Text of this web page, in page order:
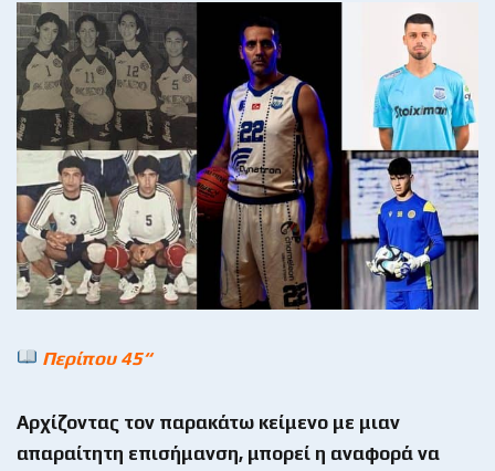
Περίπου 45“
Αρχίζοντας τον παρακάτω κείμενο με μιαν
απαραίτητη επισήμανση, μπορεί η αναφορά να